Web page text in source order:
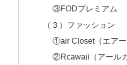
③FODプレミアム
（３）ファッション
①air Closet（エアー
②Rcawaii（アール